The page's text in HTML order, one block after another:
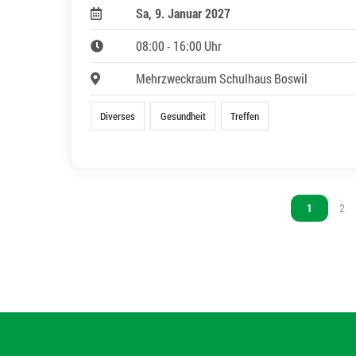
Sa, 9. Januar 2027
08:00 - 16:00 Uhr
Mehrzweckraum Schulhaus Boswil
Diverses Gesundheit Treffen
Vous êtes
1 2